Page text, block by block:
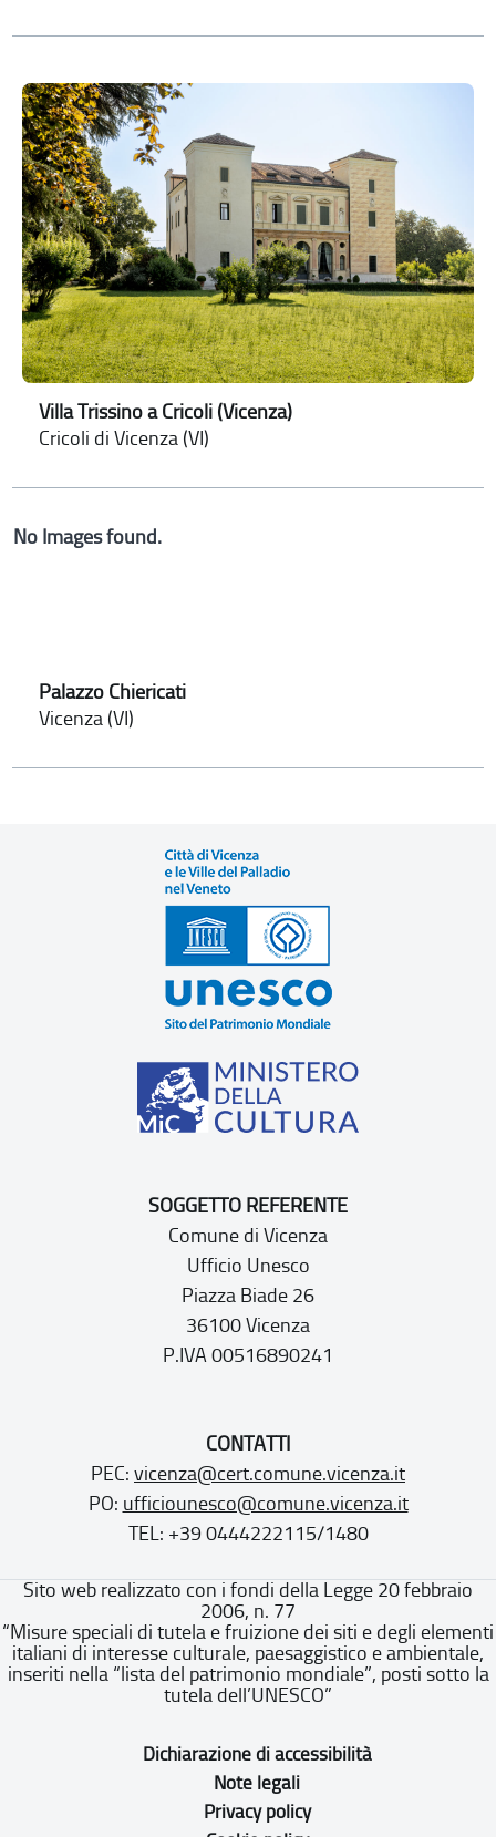
Villa Trissino a Cricoli (Vicenza)
Cricoli di Vicenza (VI)
No Images found.
Palazzo Chiericati
Vicenza (VI)
SOGGETTO REFERENTE
Comune di Vicenza
Ufficio Unesco
Piazza Biade 26
36100 Vicenza
P.IVA 00516890241
CONTATTI
PEC: vicenza@cert.comune.vicenza.it
PO: ufficiounesco@comune.vicenza.it
TEL: +39 0444222115/1480
Sito web realizzato con i fondi della Legge 20 febbraio
2006, n. 77
“Misure speciali di tutela e fruizione dei siti e degli elementi
italiani di interesse culturale, paesaggistico e ambientale,
inseriti nella “lista del patrimonio mondiale”, posti sotto la
tutela dell’UNESCO”
Dichiarazione di accessibilità
Note legali
Privacy policy